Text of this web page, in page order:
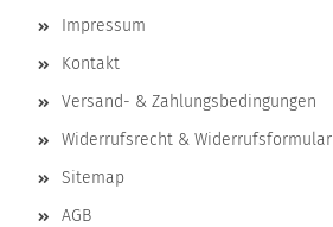
Impressum
Kontakt
Versand- & Zahlungsbedingungen
Widerrufsrecht & Widerrufsformular
Sitemap
AGB